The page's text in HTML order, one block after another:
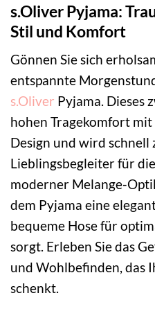
s.Oliver Pyjama:
Stil und Komfort
Gönnen Sie sich
entspannte
s.Oliver Pyjama. Dieses
hohen Tragekomfort
Design und wird schnell
Lieblingsbegleiter für
moderner Melange-
dem Pyjama eine
bequeme Hose für
sorgt. Erleben Sie das
und Wohlbefinden, das
schenkt.